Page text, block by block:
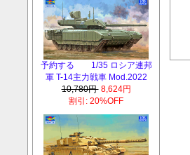
予約する 1/35 ロシア連邦
軍 T-14主力戦車 Mod.2022
10,780円 8,624円
割引: 20%OFF